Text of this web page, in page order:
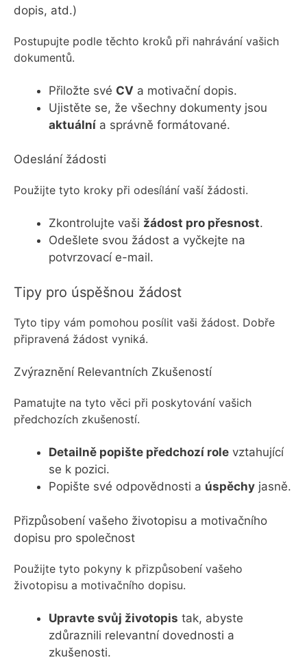
dopis, atd.)
Postupujte podle těchto kroků při nahrávání vašich
dokumentů.
Přiložte své CV a motivační dopis.
Ujistěte se, že všechny dokumenty jsou
aktuální a správně formátované.
Odeslání žádosti
Použijte tyto kroky při odesílání vaší žádosti.
Zkontrolujte vaši žádost pro přesnost.
Odešlete svou žádost a vyčkejte na
potvrzovací e-mail.
Tipy pro úspěšnou žádost
Tyto tipy vám pomohou posílit vaši žádost. Dobře
připravená žádost vyniká.
Zvýraznění Relevantních Zkušeností
Pamatujte na tyto věci při poskytování vašich
předchozích zkušeností.
Detailně popište předchozí role vztahující
se k pozici.
Popište své odpovědnosti a úspěchy jasně.
Přizpůsobení vašeho životopisu a motivačního
dopisu pro společnost
Použijte tyto pokyny k přizpůsobení vašeho
životopisu a motivačního dopisu.
Upravte svůj životopis tak, abyste
zdůraznili relevantní dovednosti a
zkušenosti.